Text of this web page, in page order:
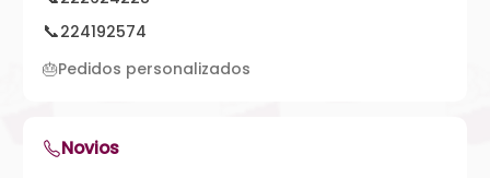
📞224192574
🎂Pedidos personalizados
Novios